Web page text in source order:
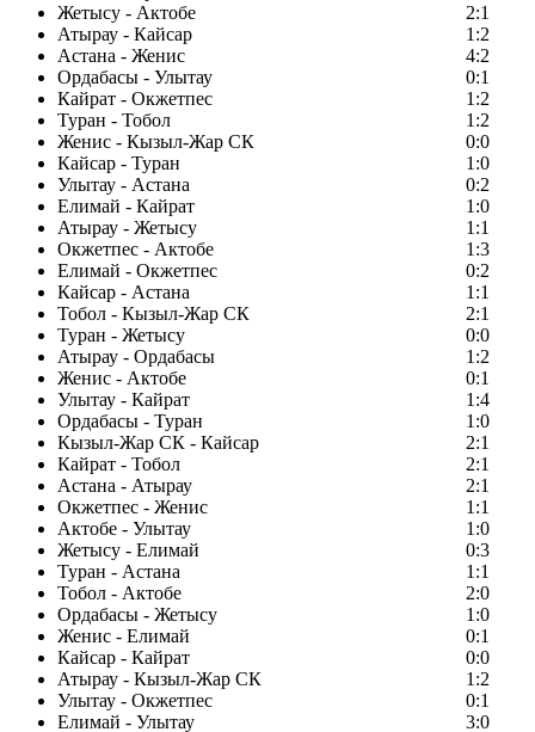
Жетысу - Актобе
2:1
Атырау - Кайсар
1:2
Астана - Женис
4:2
Ордабасы - Улытау
0:1
Кайрат - Окжетпес
1:2
Туран - Тобол
1:2
Женис - Кызыл-Жар СК
0:0
Кайсар - Туран
1:0
Улытау - Астана
0:2
Елимай - Кайрат
1:0
Атырау - Жетысу
1:1
Окжетпес - Актобе
1:3
Елимай - Окжетпес
0:2
Кайсар - Астана
1:1
Тобол - Кызыл-Жар СК
2:1
Туран - Жетысу
0:0
Атырау - Ордабасы
1:2
Женис - Актобе
0:1
Улытау - Кайрат
1:4
Ордабасы - Туран
1:0
Кызыл-Жар СК - Кайсар
2:1
Кайрат - Тобол
2:1
Астана - Атырау
2:1
Окжетпес - Женис
1:1
Актобе - Улытау
1:0
Жетысу - Елимай
0:3
Туран - Астана
1:1
Тобол - Актобе
2:0
Ордабасы - Жетысу
1:0
Женис - Елимай
0:1
Кайсар - Кайрат
0:0
Атырау - Кызыл-Жар СК
1:2
Улытау - Окжетпес
0:1
Елимай - Улытау
3:0